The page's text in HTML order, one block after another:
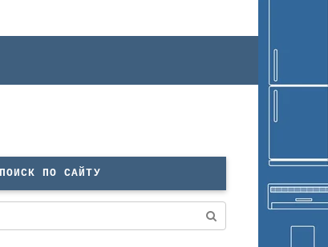
ПОИСК ПО САЙТУ